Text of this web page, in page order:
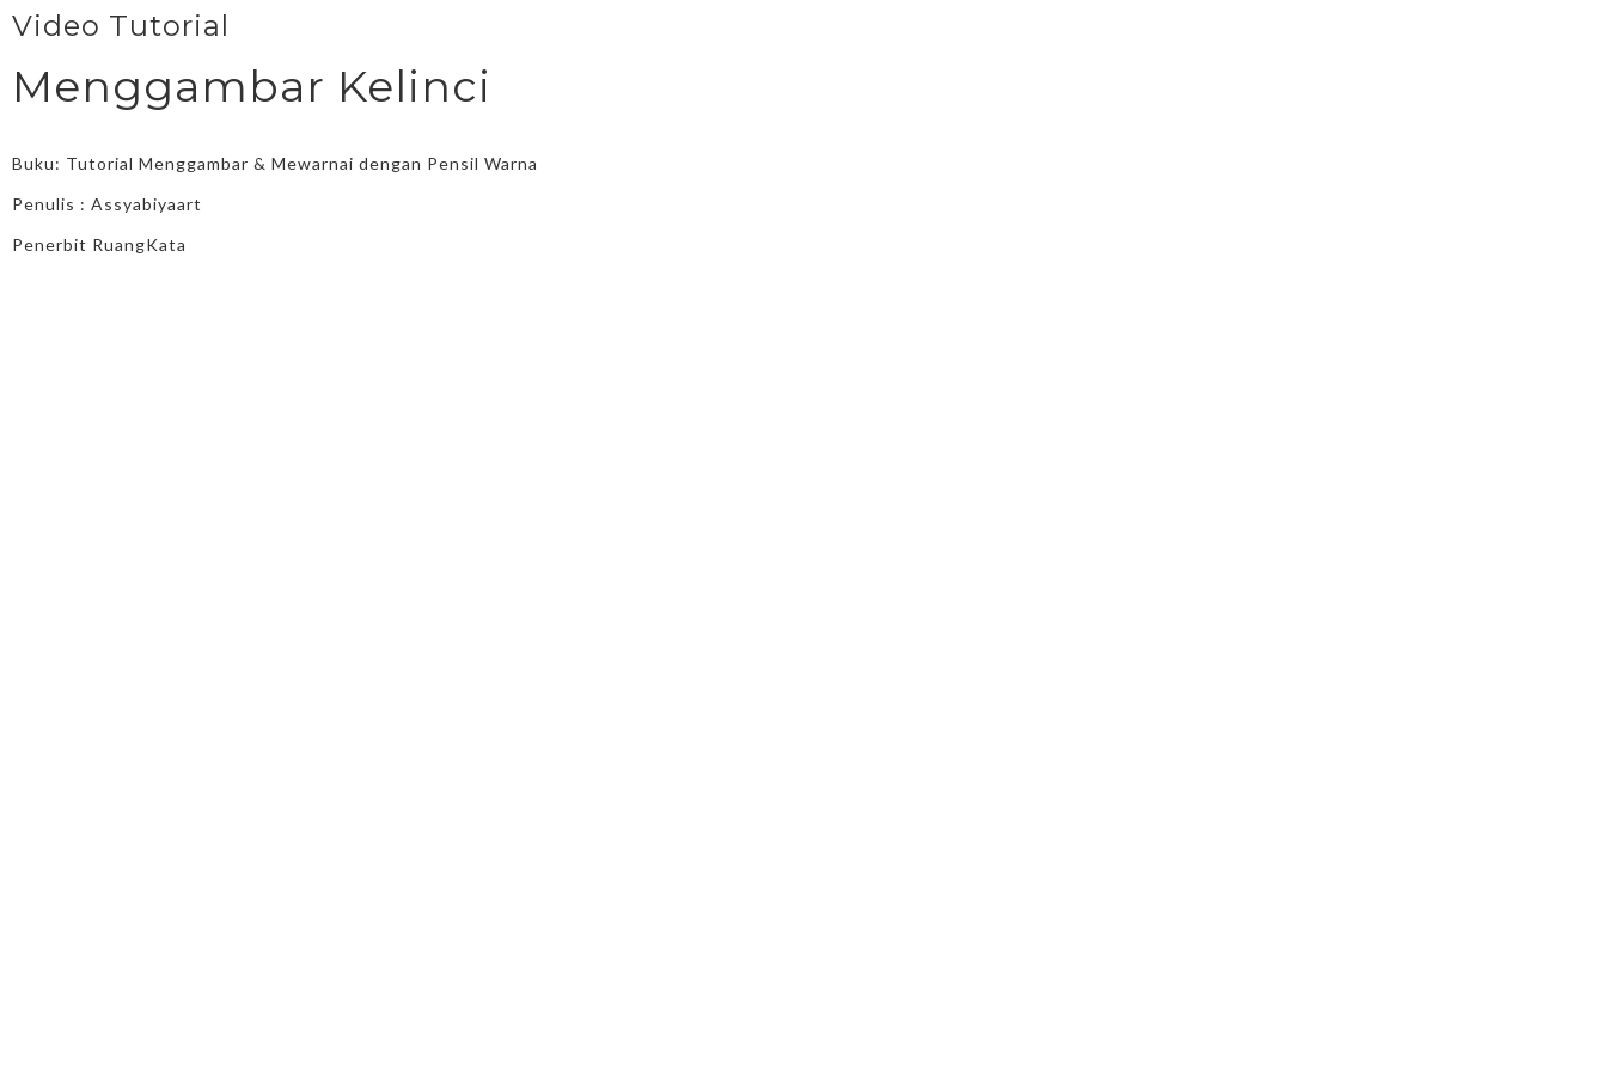
Video Tutorial
Menggambar Kelinci
Buku: Tutorial Menggambar & Mewarnai dengan Pensil Warna
Penulis : Assyabiyaart
Penerbit RuangKata